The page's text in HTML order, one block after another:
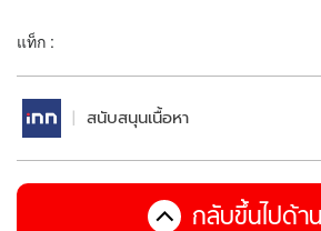
แท็ก :
สนับสนุนเนื้อหา
กลับขึ้นไปด้า